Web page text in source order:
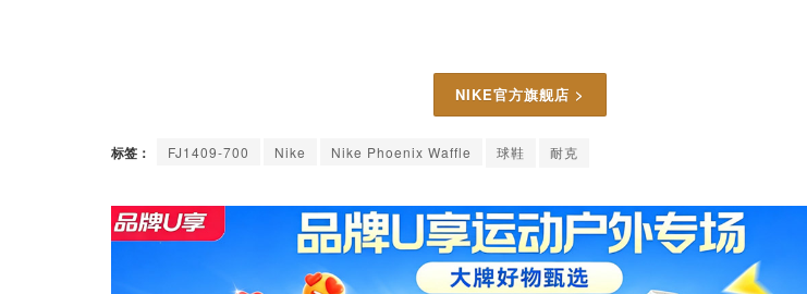
NIKE官方旗舰店 >
标签： FJ1409-700 Nike Nike Phoenix Waffle 球鞋 耐克